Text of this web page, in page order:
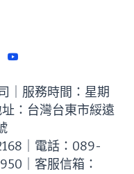
｜服務時間：星期
：台灣台東市綏遠
｜電話：089-
｜客服信箱：